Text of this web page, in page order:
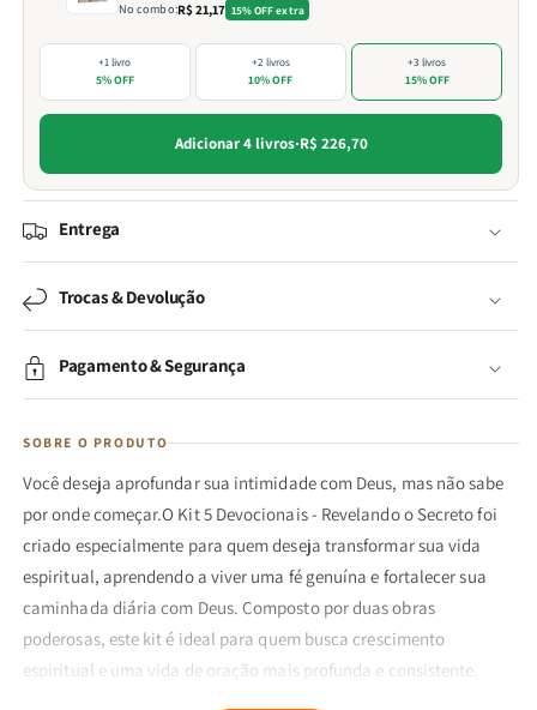
No combo:R$ 21,17 15% OFF extra
+1 livro
5% OFF
+2 livros
10% OFF
+3 livros
15% OFF
Adicionar 4 livros·R$ 226,70
Entrega
Trocas & Devolução
Pagamento & Segurança
SOBRE O PRODUTO
Você deseja aprofundar sua intimidade com Deus, mas não sabe
por onde começar.O Kit 5 Devocionais - Revelando o Secreto foi
criado especialmente para quem deseja transformar sua vida
espiritual, aprendendo a viver uma fé genuína e fortalecer sua
caminhada diária com Deus. Composto por duas obras
poderosas, este kit é ideal para quem busca crescimento
espiritual e uma vida de oração mais profunda e consistente.